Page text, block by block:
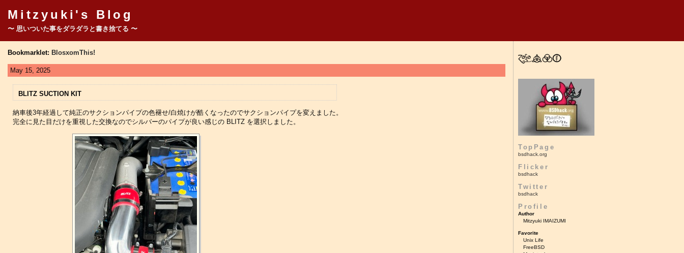
Mitzyuki's Blog
〜 思いついた事をダラダラと書き捨てる 〜
Bookmarklet: BlosxomThis!
May 15, 2025
BLITZ SUCTION KIT
納車後3年経過して純正のサクションパイプの色褪せ/白焼けが酷くなったのでサクションパイプを変えました。
完全に見た目だけを重視した交換なのでシルバーのパイプが良い感じの BLITZ を選択しました。
TopPage
bsdhack.org
Flicker
bsdhack
Twitter
bsdhack
Profile
Author
Mitzyuki IMAIZUMI
Favorite
Unix Life
FreeBSD